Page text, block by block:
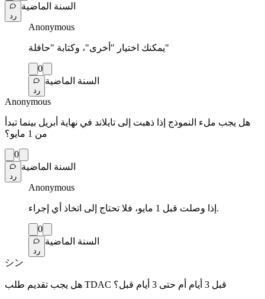
رد
السنة الماضية
Anonymous
يمكنك اختيار "أخرى"، وكتابة "حافلة"
0
رد
السنة الماضية
Anonymous
هل يجب ملء النموذج إذا ذهبت إلى تايلاند في نهاية أبريل بينما تبدأ
من 1 مايو؟
0
رد
السنة الماضية
Anonymous
إذا وصلت قبل 1 مايو، فلا تحتاج إلى اتخاذ أي إجراء.
0
رد
السنة الماضية
シン
هل يجب تقديم طلب TDAC قبل 3 أيام أم حتى 3 أيام قبل؟